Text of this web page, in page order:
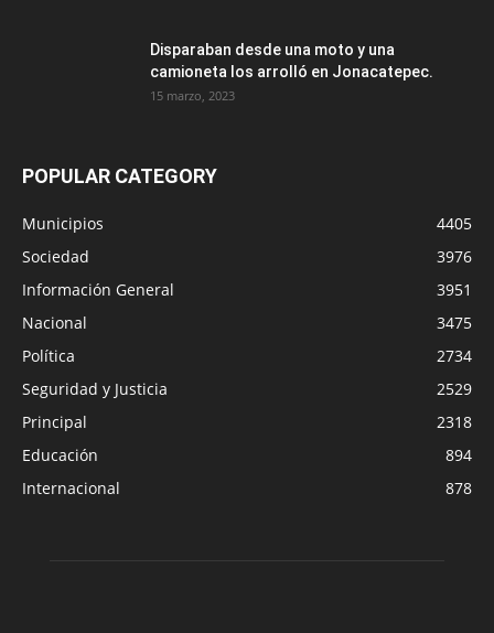
Disparaban desde una moto y una
camioneta los arrolló en Jonacatepec.
15 marzo, 2023
POPULAR CATEGORY
Municipios
4405
Sociedad
3976
Información General
3951
Nacional
3475
Política
2734
Seguridad y Justicia
2529
Principal
2318
Educación
894
Internacional
878